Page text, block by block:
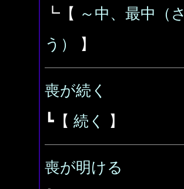
┗【 ～中、最中（
う）
】
喪が続く
┗【 続く 】
喪が明ける